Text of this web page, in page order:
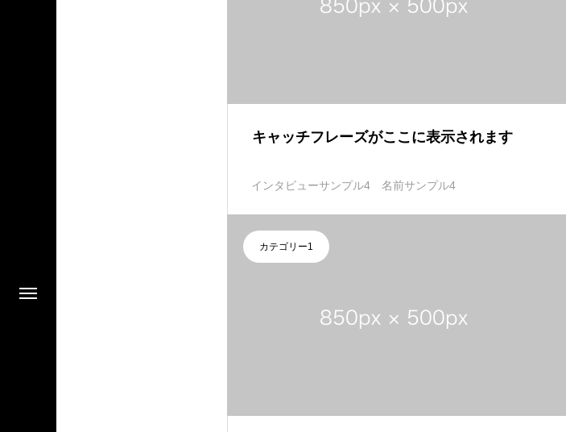
キャッチフレーズがここに表示されます
インタビューサンプル4 名前サンプル4
カテゴリー1